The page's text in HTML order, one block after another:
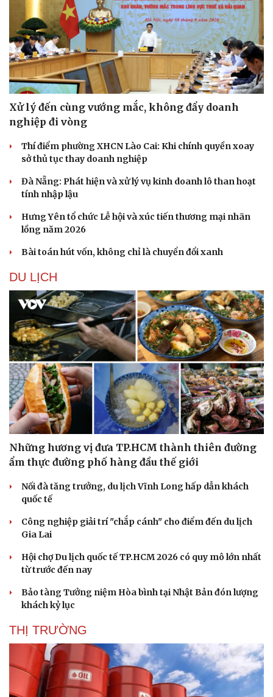
Văn hóa
Sân khấu - Điện ảnh
Văn học
Âm nhạc
Di sản
Giải trí
Nghệ sĩ
Thời trang
Sao Việt
Xử lý đến cùng vướng mắc, không đẩy doanh
nghiệp đi vòng
Thí điểm phường XHCN Lào Cai: Khi chính quyền xoay
sở thủ tục thay doanh nghiệp
Đà Nẵng: Phát hiện và xử lý vụ kinh doanh lô than hoạt
tính nhập lậu
Hưng Yên tổ chức Lễ hội và xúc tiến thương mại nhãn
lồng năm 2026
Bài toán hút vốn, không chỉ là chuyển đổi xanh
DU LỊCH
Những hương vị đưa TP.HCM thành thiên đường
ẩm thực đường phố hàng đầu thế giới
Nối đà tăng trưởng, du lịch Vĩnh Long hấp dẫn khách
quốc tế
Công nghiệp giải trí "chắp cánh" cho điểm đến du lịch
Gia Lai
Hội chợ Du lịch quốc tế TP.HCM 2026 có quy mô lớn nhất
từ trước đến nay
Bảo tàng Tưởng niệm Hòa bình tại Nhật Bản đón lượng
khách kỷ lục
THỊ TRƯỜNG